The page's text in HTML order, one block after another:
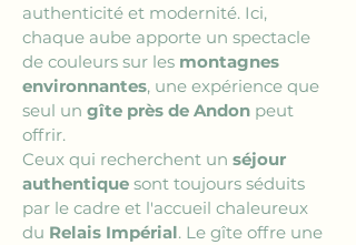
authenticité et modernité. Ici,
chaque aube apporte un spectacle
de couleurs sur les montagnes
environnantes, une expérience que
seul un gîte près de Andon peut
offrir.
Ceux qui recherchent un séjour
authentique sont toujours séduits
par le cadre et l'accueil chaleureux
du Relais Impérial. Le gîte offre une